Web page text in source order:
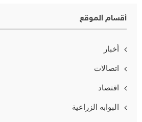
أقسام الموقع
أخبار
اتصالات
اقتصاد
البوابه الزراعية